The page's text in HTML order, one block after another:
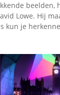
beelden,
Lowe. Hij
kun je